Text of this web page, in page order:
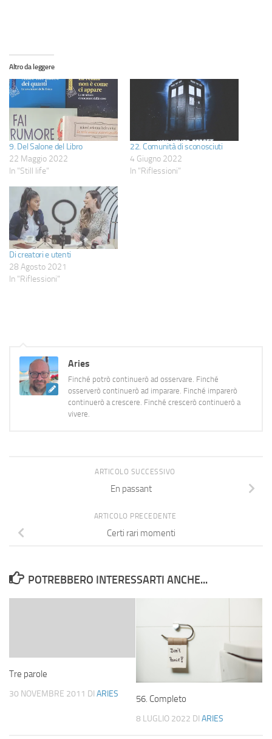
Altro da leggere
9. Del Salone del Libro
22 Maggio 2022
In "Still life"
22. Comunità di sconosciuti
4 Giugno 2022
In "Riflessioni"
Di creatori e utenti
28 Agosto 2021
In "Riflessioni"
Aries
Finché potrò continuerò ad osservare. Finché
osserverò continuerò ad imparare. Finché imparerò
continuerò a crescere. Finché crescerò continuerò a
vivere.
ARTICOLO SUCCESSIVO
En passant
ARTICOLO PRECEDENTE
Certi rari momenti
POTREBBERO INTERESSARTI ANCHE...
Tre parole
30 NOVEMBRE 2011 DI ARIES 56. Completo
8 LUGLIO 2022 DI ARIES